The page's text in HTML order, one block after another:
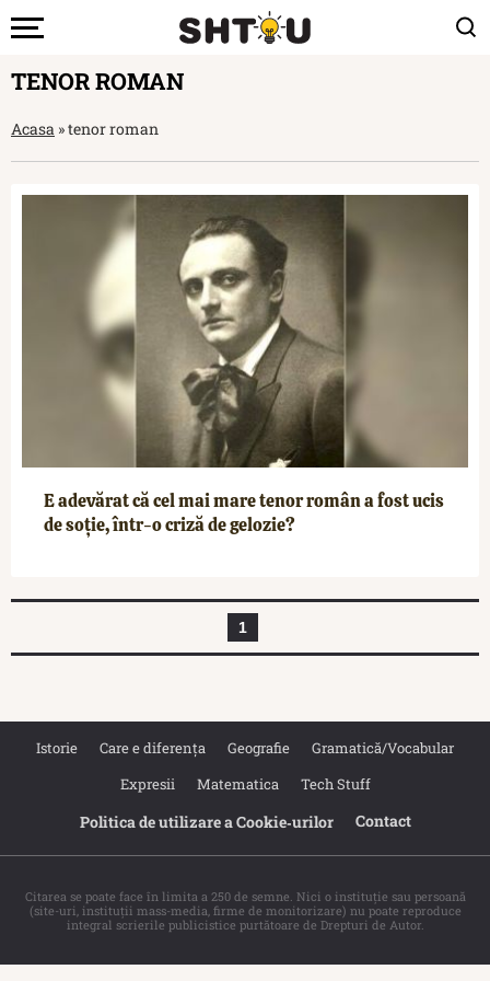
TENOR ROMAN
Acasa »tenor roman
E adevărat că cel mai mare tenor român a fost ucis
de soție, într-o criză de gelozie?
1
Istorie Care e diferența Geografie
Gramatică/Vocabular
Expresii
Matematica Tech Stuff
Politica de utilizare a Cookie‐urilor Contact
Citarea se poate face în limita a 250 de semne. Nici o instituţie sau persoană
(site-uri, instituţii mass-media, firme de monitorizare) nu poate reproduce
integral scrierile publicistice purtătoare de Drepturi de Autor.